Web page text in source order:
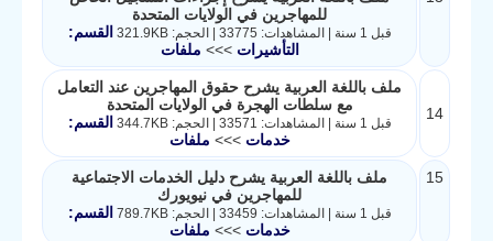
للمهاجرين في الولايات المتحدة
قبل 1 سنة | المشاهدات: 33775 | الحجم: 321.9KB
القسم:
التأشيرات>>> ملفات
14
ملف باللغة العربية يشرح حقوق المهاجرين عند التعامل
مع سلطات الهجرة في الولايات المتحدة
قبل 1 سنة | المشاهدات: 33571 | الحجم: 344.7KB
القسم:
خدمات>>> ملفات
15
ملف باللغة العربية يشرح دليل الخدمات الاجتماعية
للمهاجرين في نيويورك
قبل 1 سنة | المشاهدات: 33459 | الحجم: 789.7KB
القسم:
خدمات>>> ملفات